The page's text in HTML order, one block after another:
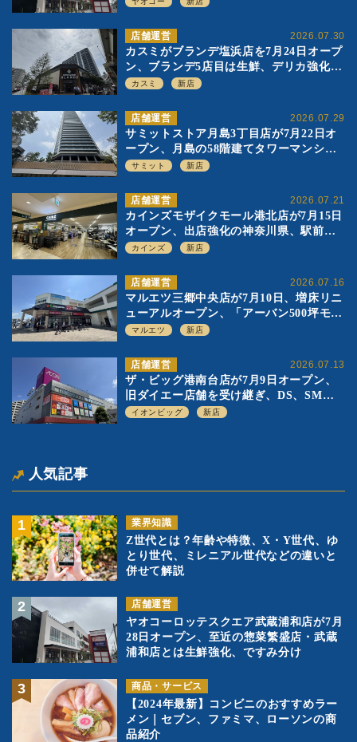
2026.07.30
店舗運営
カスミがブランデ塩浜店を7月24日オープ
ン、ブランデ5店目は生鮮、デリカ強化の
一方で通常店の要素も取り入れ
カスミ 新店
2026.07.29
店舗運営
サミットストア月島3丁目店が7月22日オ
ープン、月島の58階建てタワーマンショ
ン1階に生鮮強化の小商圏型店を出店
サミット 新店
2026.07.21
店舗運営
カインズモザイクモール港北店が7月15日
オープン、出店強化の神奈川県、駅前
SC2階の都市型小型店
カインズ 新店
2026.07.16
店舗運営
マルエツ三郷中央店が7月10日、増床リニ
ューアルオープン、「アーバン500坪モデ
ル」の実験を集大成、駅前立地受け、寿
マルエツ 新店
2026.07.13
店舗運営
ザ・ビッグ港南台店が7月9日オープン、
旧ダイエー店舗を受け継ぎ、DS、SM激
戦区にイオンビッグが出店へ
イオンビッグ 新店
人気記事
業界知識
Z世代とは？年齢や特徴、X・Y世代、ゆ
とり世代、ミレニアル世代などの違いと
併せて解説
店舗運営
ヤオコーロッテスクエア武蔵浦和店が7月
28日オープン、至近の惣菜繁盛店・武蔵
浦和店とは生鮮強化、ですみ分け
商品・サービス
【2024年最新】コンビニのおすすめラー
メン｜セブン、ファミマ、ローソンの商
品紹介